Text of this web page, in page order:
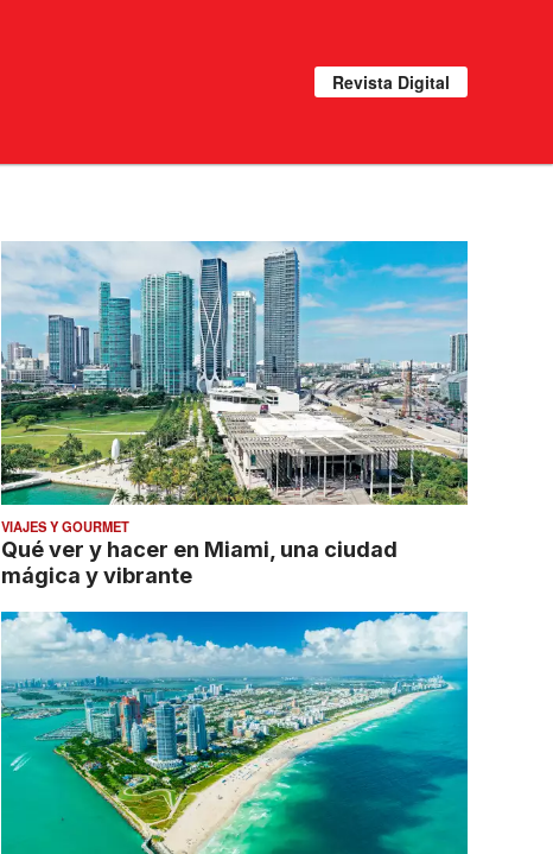
Revista Digital
VIAJES Y GOURMET
Qué ver y hacer en Miami, una ciudad
mágica y vibrante